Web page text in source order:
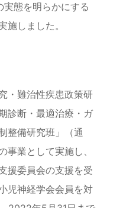
態を明らかにする
施しました。
・難治性疾患政策研
診断・最適治療・ガ
整備研究班」（通
事業として実施し、
援委員会の支援を受
児神経学会会員を対